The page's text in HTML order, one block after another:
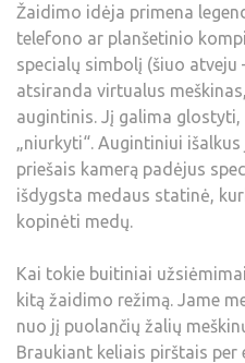
Žaidimo idėja primena
telefono ar planšetinio
specialų simbolį (šiuo atveju
atsiranda virtualus
augintinis. Jį galima
„niurkyti“. Augintiniui
priešais kamerą padėjus
išdygsta medaus statinė,
kopinėti medų.
Kai tokie buitiniai
kitą žaidimo režimą. Jame
nuo jį puolančių žalių
Braukiant keliais pirštais per